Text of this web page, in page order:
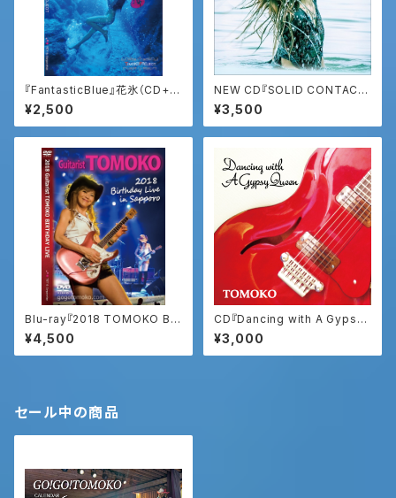
『FantasticBlue』花氷（CD+D
VD）
¥2,500
NEW CD『SOLID CONTAC
T』（ソリッドコンタクト）
¥3,500
Blu-ray『2018 TOMOKO Bir
thday Live』
¥4,500
CD『Dancing with A Gypsy
Queen』
¥3,000
セール中の商品